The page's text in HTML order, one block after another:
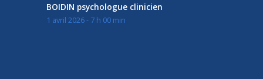
BOIDIN psychologue clinicien
1 avril 2026 - 7 h 00 min